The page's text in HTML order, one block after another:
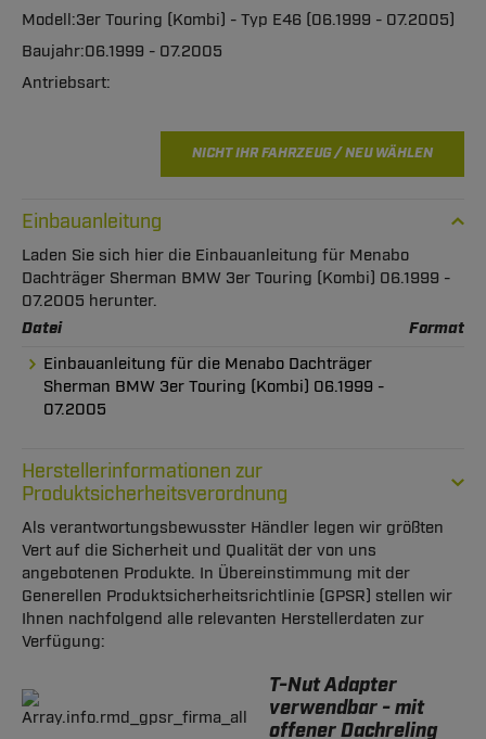
3er Touring (Kombi) - Typ E46 (06.1999 - 07.2005)
06.1999 - 07.2005
NICHT IHR FAHRZEUG / NEU WÄHLEN
Einbauanleitung
Laden Sie sich hier die Einbauanleitung für Menabo
Dachträger Sherman BMW 3er Touring (Kombi) 06.1999 -
07.2005 herunter.
Datei Format
Einbauanleitung für die Menabo Dachträger
Sherman BMW 3er Touring (Kombi) 06.1999 -
07.2005
Herstellerinformationen zur
Produktsicherheitsverordnung
Als verantwortungsbewusster Händler legen wir größten
Vert auf die Sicherheit und Qualität der von uns
angebotenen Produkte. In Übereinstimmung mit der
Generellen Produktsicherheitsrichtlinie (GPSR) stellen wir
Ihnen nachfolgend alle relevanten Herstellerdaten zur
Verfügung:
T-Nut Adapter
verwendbar - mit
offener Dachreling